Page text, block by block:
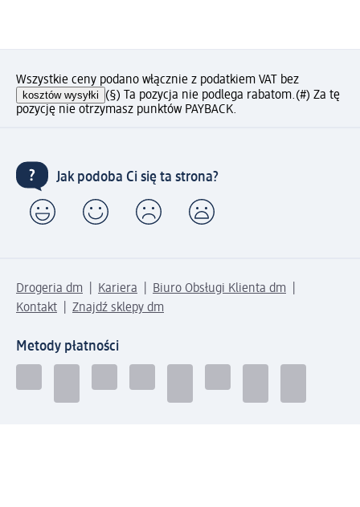
Wszystkie ceny podano włącznie z podatkiem VAT bez
kosztów wysyłki (§) Ta pozycja nie podlega rabatom.(#) Za tę
pozycję nie otrzymasz punktów PAYBACK.
Jak podoba Ci się ta strona?
Drogeria dm Kariera
Biuro Obsługi Klienta dm
Kontakt
Znajdź sklepy dm
Metody płatności